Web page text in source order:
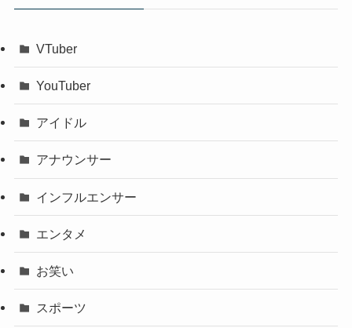
VTuber
YouTuber
アイドル
アナウンサー
インフルエンサー
エンタメ
お笑い
スポーツ